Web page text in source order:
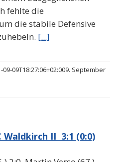
fehlte die
die stabile Defensive
[...]
09-09T18:27:06+02:009. September
Waldkirch II 3:1 (0:0)